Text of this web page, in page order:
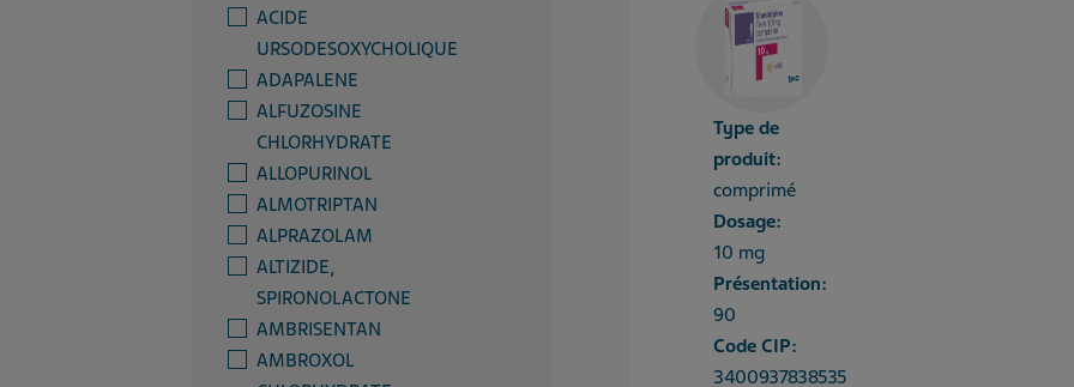
ACIDE
URSODESOXYCHOLIQUE
ADAPALENE
ALFUZOSINE
CHLORHYDRATE
ALLOPURINOL
ALMOTRIPTAN
ALPRAZOLAM
ALTIZIDE,
SPIRONOLACTONE
AMBRISENTAN
AMBROXOL
Type de
produit:
comprimé
Dosage:
10 mg
Présentation:
90
Code CIP:
3400937838535